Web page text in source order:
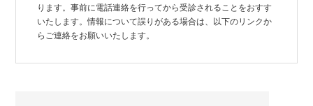
ります。事前に電話連絡を行ってから受診されることをおすす
いたします。情報について誤りがある場合は、以下のリンクか
らご連絡をお願いいたします。